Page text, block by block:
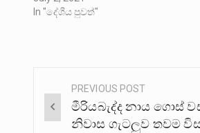
In "දේශීය පුවත්"
Post
navigation
PREVIOUS POST
මීරියබැද්ද නාය ගොස්
නිවාස ගැටලුව තවම